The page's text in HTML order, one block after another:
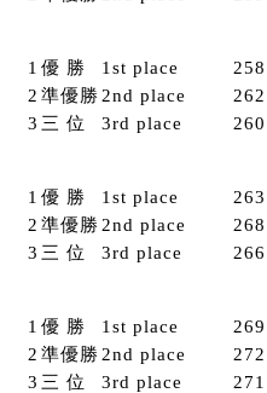
1 優 勝 1st place 258
2 準優勝 2nd place 262
3 三 位 3rd place 260
1 優 勝 1st place 263
2 準優勝 2nd place 268
3 三 位 3rd place 266
1 優 勝 1st place 269
2 準優勝 2nd place 272
3 三 位 3rd place 271